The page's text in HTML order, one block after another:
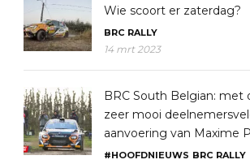
Wie scoort er zaterdag?
BRC RALLY
14 mrt 2023
BRC South Belgian: met
zeer mooi
aanvoering van Maxime
#HOOFDNIEUWS BRC RALLY